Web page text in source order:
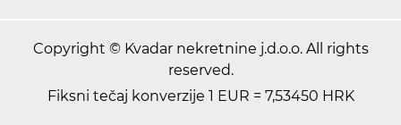
Copyright © Kvadar nekretnine j.d.o.o. All rights
reserved.
Fiksni tečaj konverzije 1 EUR = 7,53450 HRK